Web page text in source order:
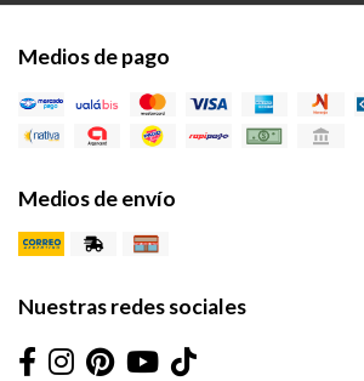
Medios de pago
Medios de envío
Nuestras redes sociales